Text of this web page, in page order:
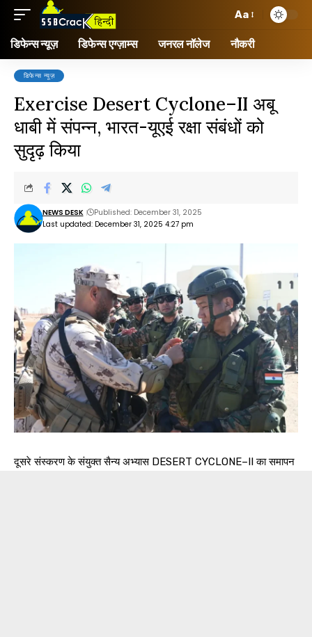
Aa
डिफेन्स न्यूज़ डिफेन्स एग्ज़ाम्स जनरल नॉलेज नौकरी
डिफेन्स न्यूज़
Exercise Desert Cyclone–II अबू
धाबी में संपन्न, भारत-यूएई रक्षा संबंधों को
सुदृढ़ किया
Last updated: December 31, 2025 4:27 pm
NEWS DESK Published: December 31, 2025
दूसरे संस्करण के संयुक्त सैन्य अभ्यास DESERT CYCLONE–II का समापन